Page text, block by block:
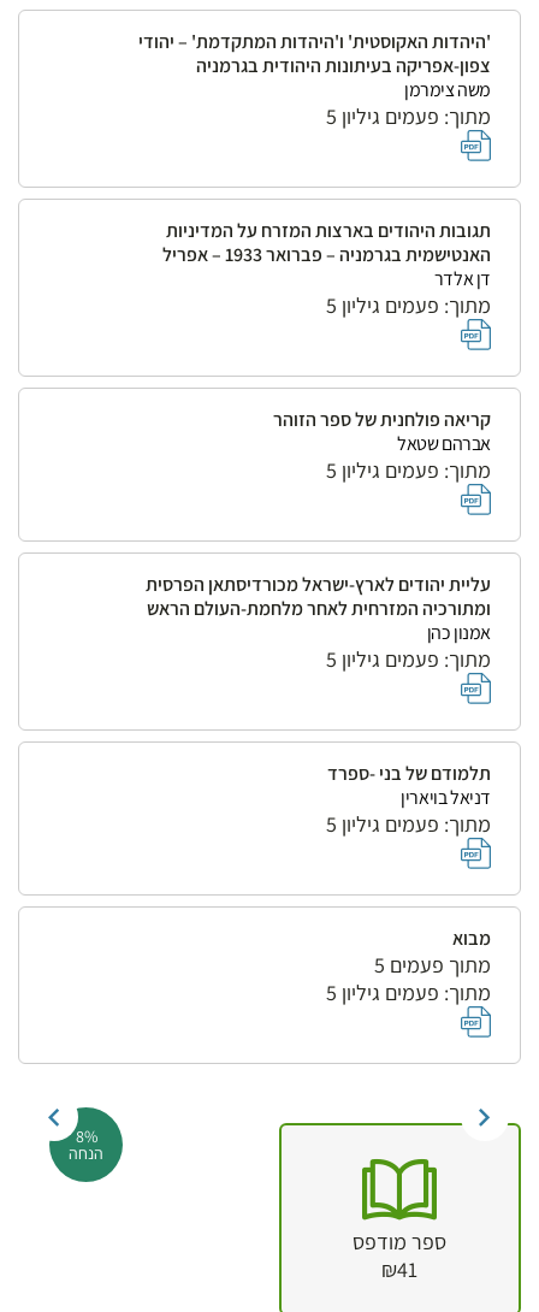
'היהדות האקוסטית' ו'היהדות המתקדמת' – יהודי
צפון-אפריקה בעיתונות היהודית בגרמניה
משה צימרמן
מתוך: פעמים גיליון 5
תגובות היהודים בארצות המזרח על המדיניות
האנטישמית בגרמניה – פברואר 1933 – אפריל
דן אלדר
מתוך: פעמים גיליון 5
קריאה פולחנית של ספר הזוהר
אברהם שטאל
מתוך: פעמים גיליון 5
עליית יהודים לארץ-ישראל מכורדיסתאן הפרסית
ומתורכיה המזרחית לאחר מלחמת-העולם הראש
אמנון כהן
מתוך: פעמים גיליון 5
תלמודם של בני -ספרד
דניאל בויארין
מתוך: פעמים גיליון 5
מבוא
מתוך פעמים 5
מתוך: פעמים גיליון 5
8%
הנחה
ספר מודפס
₪41